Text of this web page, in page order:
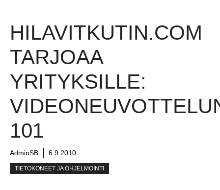
HILAVITKUTIN.COM
TARJOAA
YRITYKSILLE:
101
AdminSB 6.9.2010
TIETOKONEET JA OHJELMOINTI